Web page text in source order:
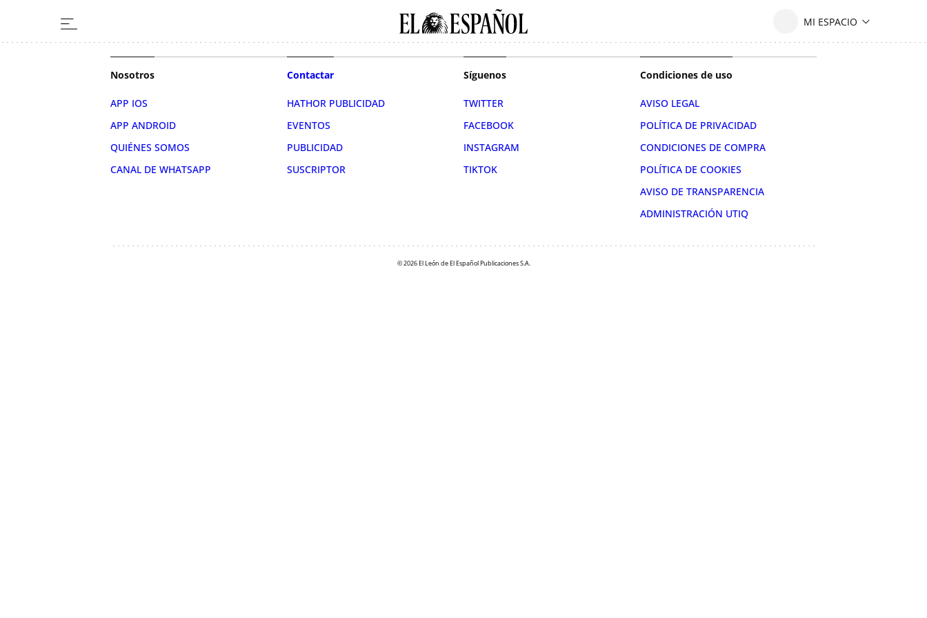
Nosotros
APP IOS
APP ANDROID
QUIÉNES SOMOS
CANAL DE WHATSAPP
Contactar
HATHOR PUBLICIDAD
EVENTOS
PUBLICIDAD
SUSCRIPTOR
Síguenos
TWITTER
FACEBOOK
INSTAGRAM
TIKTOK
Condiciones de uso
AVISO LEGAL
POLÍTICA DE PRIVACIDAD
CONDICIONES DE COMPRA
POLÍTICA DE COOKIES
AVISO DE TRANSPARENCIA
ADMINISTRACIÓN UTIQ
© 2026 El León de El Español Publicaciones S.A.